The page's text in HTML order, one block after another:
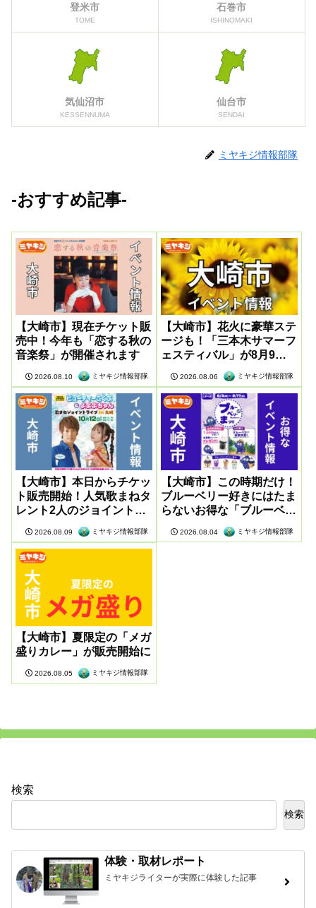
登米市
TOME
石巻市
ISHINOMAKI
気仙沼市
KESSENNUMA
仙台市
SENDAI
ミヤキジ情報部隊
-おすすめ記事-
【大崎市】現在チケット販
売中！今年も「恋する秋の
音楽祭」が開催されます
2026.08.10 ミヤキジ情報部隊
【大崎市】花火に豪華ステ
ージも！「三本木サマーフ
ェスティバル」が8月9日
2026.08.06 ミヤキジ情報部隊
【大崎市】本日からチケッ
ト販売開始！人気歌まねタ
レント2人のジョイントラ
2026.08.09 ミヤキジ情報部隊
【大崎市】この時期だけ！
ブルーベリー好きにはたま
らないお得な「ブルーベリ
ー祭」が開催
2026.08.04 ミヤキジ情報部隊
【大崎市】夏限定の「メガ
盛りカレー」が販売開始に
2026.08.05 ミヤキジ情報部隊
検索
検索
体験・取材レポート
ミヤキジライターが実際に体験した記事